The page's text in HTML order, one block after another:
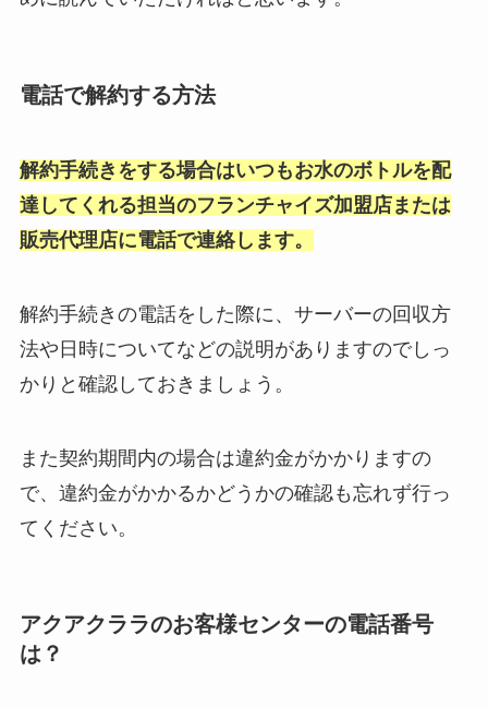
電話で解約する方法
解約手続きをする場合はいつもお水のボトルを配
達してくれる担当のフランチャイズ加盟店または
販売代理店に電話で連絡します。
解約手続きの電話をした際に、サーバーの回収方
法や日時についてなどの説明がありますのでしっ
かりと確認しておきましょう。
また契約期間内の場合は違約金がかかりますの
で、違約金がかかるかどうかの確認も忘れず行っ
てください。
アクアクララのお客様センターの電話番号
は？